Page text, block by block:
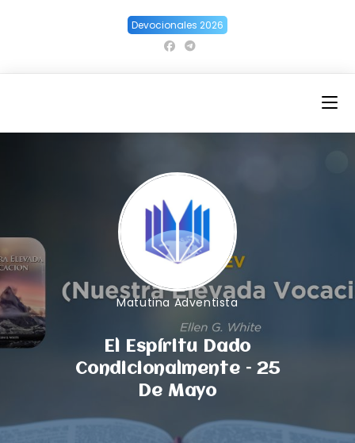
Devocionales 2026
Matutina Adventista
El Espíritu Dado
Condicionalmente – 25
De Mayo